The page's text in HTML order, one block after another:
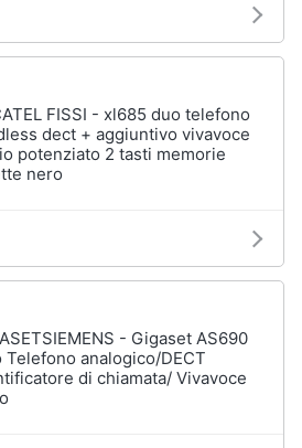
FISSI - xl685 duo telefono
dect + aggiuntivo vivavoce
potenziato 2 tasti memorie
nero
- Gigaset AS690
Telefono analogico/DECT
di chiamata/ Vivavoce